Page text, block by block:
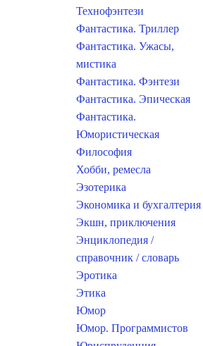
Технофэнтези
Фантастика. Триллер
Фантастика. Ужасы,
мистика
Фантастика. Фэнтези
Фантастика. Эпическая
Фантастика.
Юмористическая
Философия
Хобби, ремесла
Эзотерика
Экономика и бухгалтерия
Экшн, приключения
Энциклопедия /
справочник / словарь
Эротика
Этика
Юмор
Юмор. Программистов